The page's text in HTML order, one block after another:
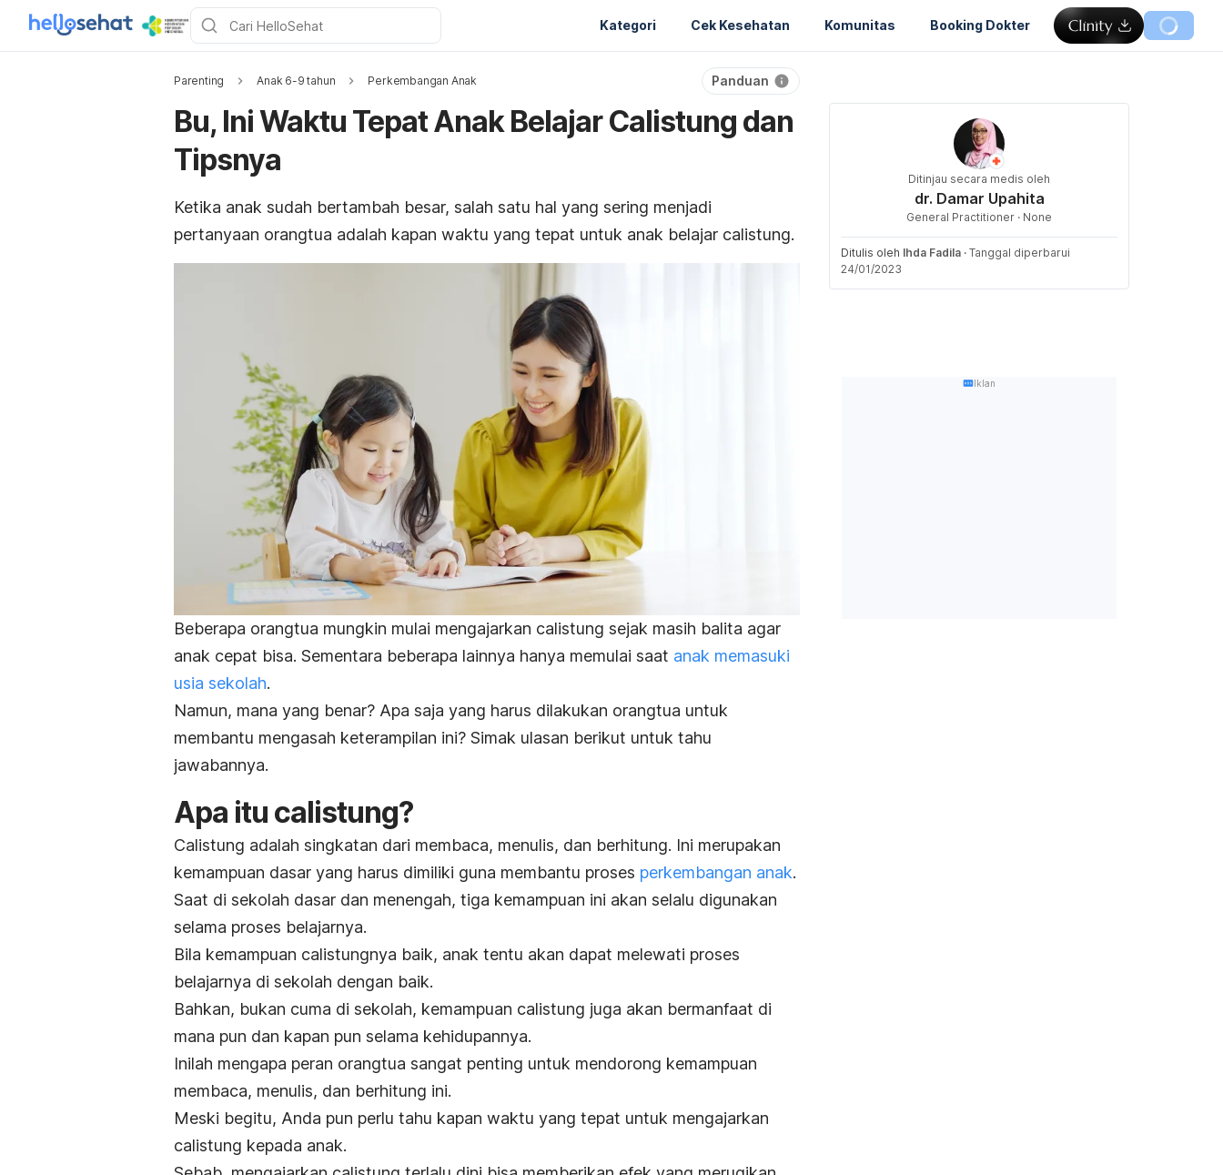
Kategori Cek Kesehatan Komunitas Booking Dokter
Parenting Anak 6-9 tahun Perkembangan Anak Panduan
Bu, Ini Waktu Tepat Anak Belajar Calistung dan
Tipsnya
Ketika anak sudah bertambah besar, salah satu hal yang sering menjadi
pertanyaan orangtua adalah kapan waktu yang tepat untuk anak belajar calistung.
Beberapa orangtua mungkin mulai mengajarkan calistung sejak masih balita agar
anak cepat bisa. Sementara beberapa lainnya hanya memulai saat anak memasuki
usia sekolah.
Namun, mana yang benar? Apa saja yang harus dilakukan orangtua untuk
membantu mengasah keterampilan ini? Simak ulasan berikut untuk tahu
jawabannya.
Apa itu calistung?
Calistung adalah singkatan dari membaca, menulis, dan berhitung. Ini merupakan
kemampuan dasar yang harus dimiliki guna membantu proses perkembangan anak.
Saat di sekolah dasar dan menengah, tiga kemampuan ini akan selalu digunakan
selama proses belajarnya.
Bila kemampuan calistungnya baik, anak tentu akan dapat melewati proses
belajarnya di sekolah dengan baik.
Bahkan, bukan cuma di sekolah, kemampuan calistung juga akan bermanfaat di
mana pun dan kapan pun selama kehidupannya.
Inilah mengapa peran orangtua sangat penting untuk mendorong kemampuan
membaca, menulis, dan berhitung ini.
Meski begitu, Anda pun perlu tahu kapan waktu yang tepat untuk mengajarkan
calistung kepada anak.
Ditinjau secara medis oleh
dr. Damar Upahita
General Practitioner · None
Ditulis oleh Ihda Fadila · Tanggal diperbarui
24/01/2023
Iklan